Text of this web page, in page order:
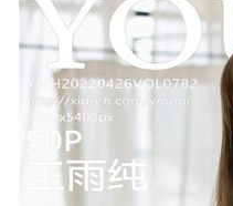
[Xiuren秀人网]2025.10.09
sunny[66P/578.22MB]
2026-
三度_69 – NO.072 水边的